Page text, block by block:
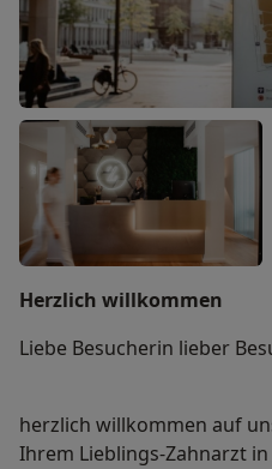
Herzlich willkommen
Liebe Besucherin lieber
herzlich willkommen auf
Ihrem Lieblings-Zahnarzt